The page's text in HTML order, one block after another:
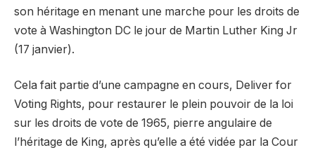
son héritage en menant une marche pour les droits de
vote à Washington DC le jour de Martin Luther King Jr
(17 janvier).
Cela fait partie d’une campagne en cours, Deliver for
Voting Rights, pour restaurer le plein pouvoir de la loi
sur les droits de vote de 1965, pierre angulaire de
l’héritage de King, après qu’elle a été vidée par la Cour